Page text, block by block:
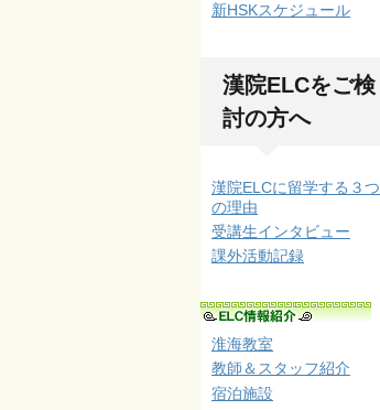
新HSKスケジュール
漢院ELCをご検
討の方へ
漢院ELCに留学する３つ
の理由
受講生インタビュー
課外活動記録
淮海教室
教師＆スタッフ紹介
宿泊施設